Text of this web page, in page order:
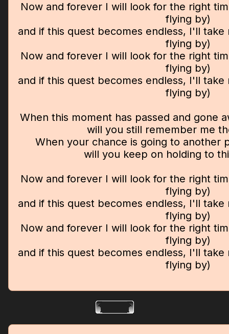
Now and forever I will look for the right
flying by)
and if this quest becomes endless, I'll
flying by)
Now and forever I will look for the right
flying by)
and if this quest becomes endless, I'll
flying by)
When this moment has passed and gone
will you still remember me
When your chance is going to another
will you keep on holding to
Now and forever I will look for the right
flying by)
and if this quest becomes endless, I'll
flying by)
Now and forever I will look for the right
flying by)
and if this quest becomes endless, I'll
flying by)